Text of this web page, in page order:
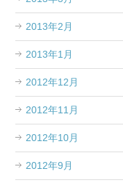
2013年2月
2013年1月
2012年12月
2012年11月
2012年10月
2012年9月